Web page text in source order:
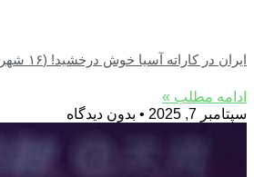
ایران در کاراته آسیا خوش درخشید! (۱۶ شهریور ۱۴۰۴)
ادامه مطلب »
سپتامبر 7, 2025
بدون دیدگاه